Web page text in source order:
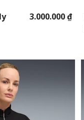
3.000.000 ₫